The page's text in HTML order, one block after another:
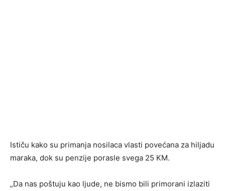
Ističu kako su primanja nosilaca vlasti povećana za hiljadu
maraka, dok su penzije porasle svega 25 KM.
„Da nas poštuju kao ljude, ne bismo bili primorani izlaziti